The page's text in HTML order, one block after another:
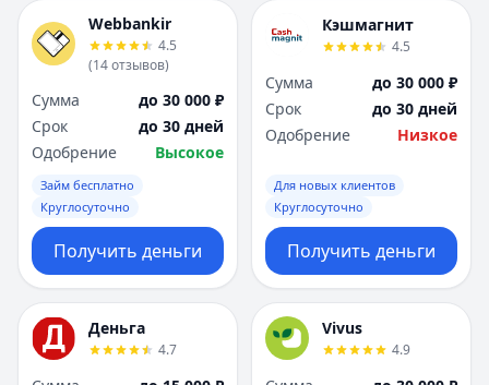
Webbankir
4.5
(14отзывов)
Сумма
до 30 000 ₽
Срок
до 30 дней
Одобрение
Высокое
Займ бесплатно
Круглосуточно
Получить деньги
Кэшмагнит
4.5
Сумма
до 30 000 ₽
Срок
до 30 дней
Одобрение
Низкое
Для новых клиентов
Круглосуточно
Получить деньги
Деньга
4.7
Vivus
4.9